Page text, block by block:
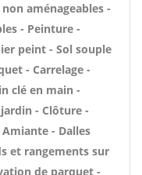
aménageables -
- Peinture -
peint - Sol souple
- Carrelage -
clé en main -
- Clôture -
- Dalles
et rangements sur
de parquet -